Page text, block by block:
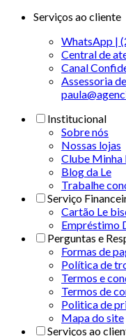
Serviços ao cliente
WhatsApp |
Central de
Canal
Assessoria
Institucional
Sobre nós
Nossas lojas
Clube Minha
Blog da Le
Trabalhe
Serviço
Cartão Le
Empréstimo
Perguntas e
Formas de
Política de
Termos e
Termos de
Politica de
Mapa do site
Serviços ao